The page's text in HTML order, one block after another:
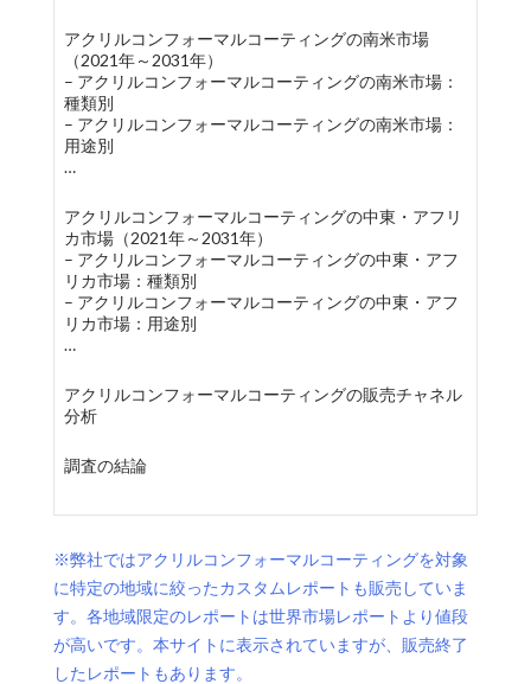
アクリルコンフォーマルコーティングの南米市場
（2021年～2031年）
– アクリルコンフォーマルコーティングの南米市場：
種類別
– アクリルコンフォーマルコーティングの南米市場：
用途別
…
アクリルコンフォーマルコーティングの中東・アフリ
カ市場（2021年～2031年）
– アクリルコンフォーマルコーティングの中東・アフ
リカ市場：種類別
– アクリルコンフォーマルコーティングの中東・アフ
リカ市場：用途別
…
アクリルコンフォーマルコーティングの販売チャネル
分析
調査の結論
※弊社ではアクリルコンフォーマルコーティングを対象
に特定の地域に絞ったカスタムレポートも販売していま
す。各地域限定のレポートは世界市場レポートより値段
が高いです。本サイトに表示されていますが、販売終了
したレポートもあります。